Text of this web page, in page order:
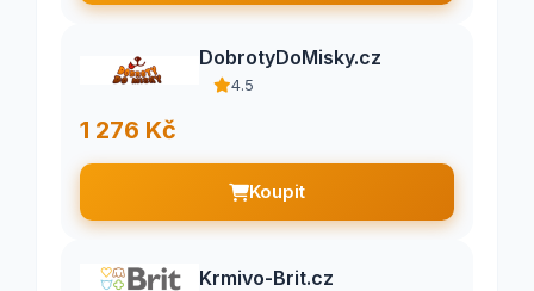
DobrotyDoMisky.cz
4.5
1 276 Kč
Koupit
Krmivo-Brit.cz